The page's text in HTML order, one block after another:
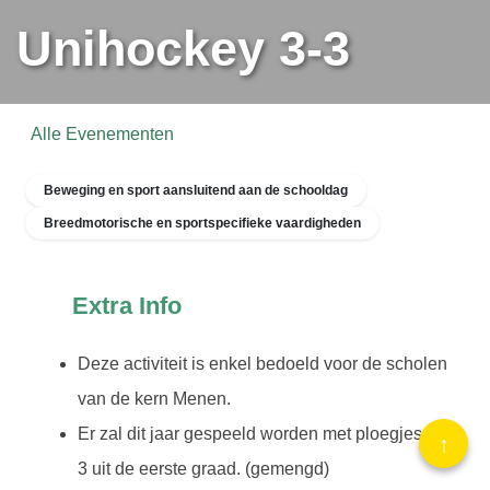
Unihockey 3-3
Alle Evenementen
Beweging en sport aansluitend aan de schooldag
Breedmotorische en sportspecifieke vaardigheden
Extra Info
Deze activiteit is enkel bedoeld voor de scholen
van de kern Menen.
Er zal dit jaar gespeeld worden met ploegjes 3-
3 uit de eerste graad. (gemengd)
↑